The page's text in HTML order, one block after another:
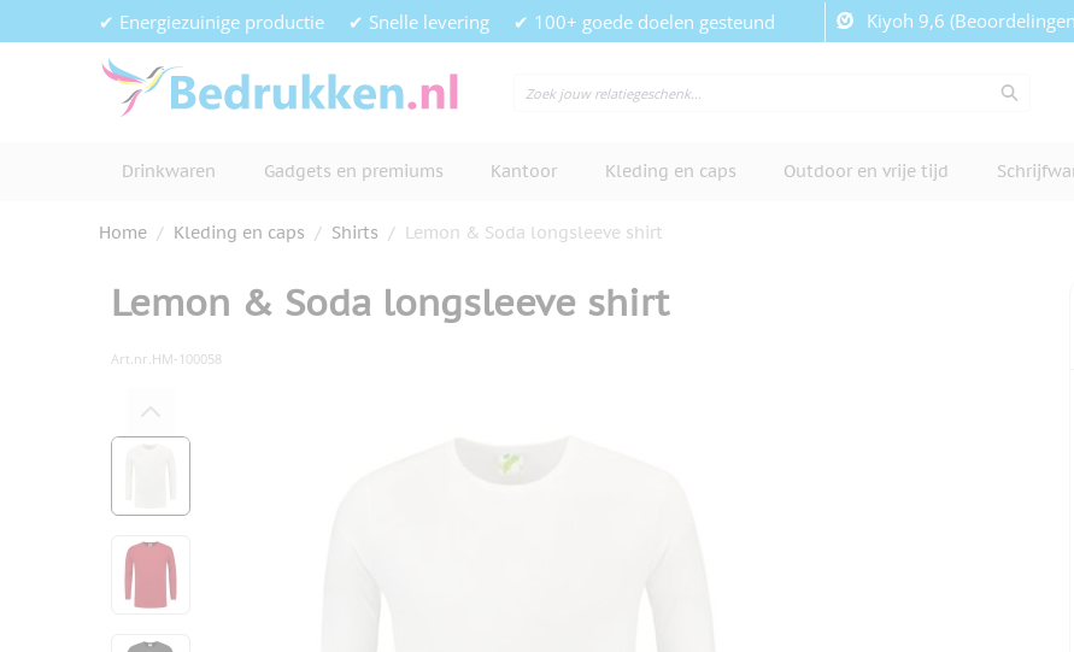
Ga naar de inhoud✔ Energiezuinige productie ✔ Snelle levering ✔ 100+ goede doelen gesteund Kiyoh 9,6
Drinkwaren Gadgets en premiums Kantoor Kleding en caps Outdoor en vrije tijd
Home / Kleding en caps / Shirts / Lemon & Soda longsleeve shirt
Lemon & Soda longsleeve shirt
Art.nr.HM-100058
View larger image
View larger image